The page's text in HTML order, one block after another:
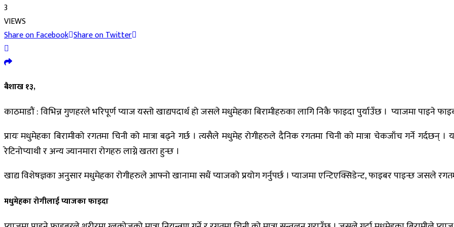
3
VIEWS
Share on Facebook Share on Twitter
बैशाख १३,
काठमाडौं : विभिन्न गुणहरले भरिपूर्ण प्याज यस्तो खाद्यपदार्थ हो जसले मधुमेहका बिरामीहरुका लागि निकै फाइदा पुर्याउँछ । प्याजमा पाइने
प्रायः मधुमेहका बिरामीको रगतमा चिनी को मात्रा बढ्ने गर्छ । त्यसैले मधुमेह रोगीहरुले दैनिक रगतमा चिनी को मात्रा चेकजाँच गर्ने गर्दछन्
रेटिनोप्याथी र अन्य ज्यानमारा रोगहरु लाग्ने खतरा हुन्छ ।
खाद्य विशेषज्ञका अनुसार मधुमेहका रोगीहरुले आफ्नो खानामा सधैं प्याजको प्रयोग गर्नुपर्छ । प्याजमा एन्टिएक्सिडेन्ट, फाइबर पाइन्छ जसले
मधुमेहका रोगीलाई प्याजका फाइदा